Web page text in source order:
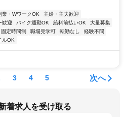
業・WワークOK
主婦・主夫歓迎
歓迎 バイク通勤OK 給料前払いOK
大量募集
固定時間制 職場見学可 転勤なし
経験不問
ルOK
3 4 5 次へ
着求人を受け取る